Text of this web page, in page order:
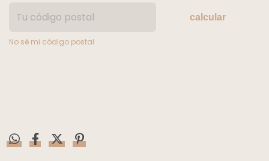
calcular
No sé mi código postal